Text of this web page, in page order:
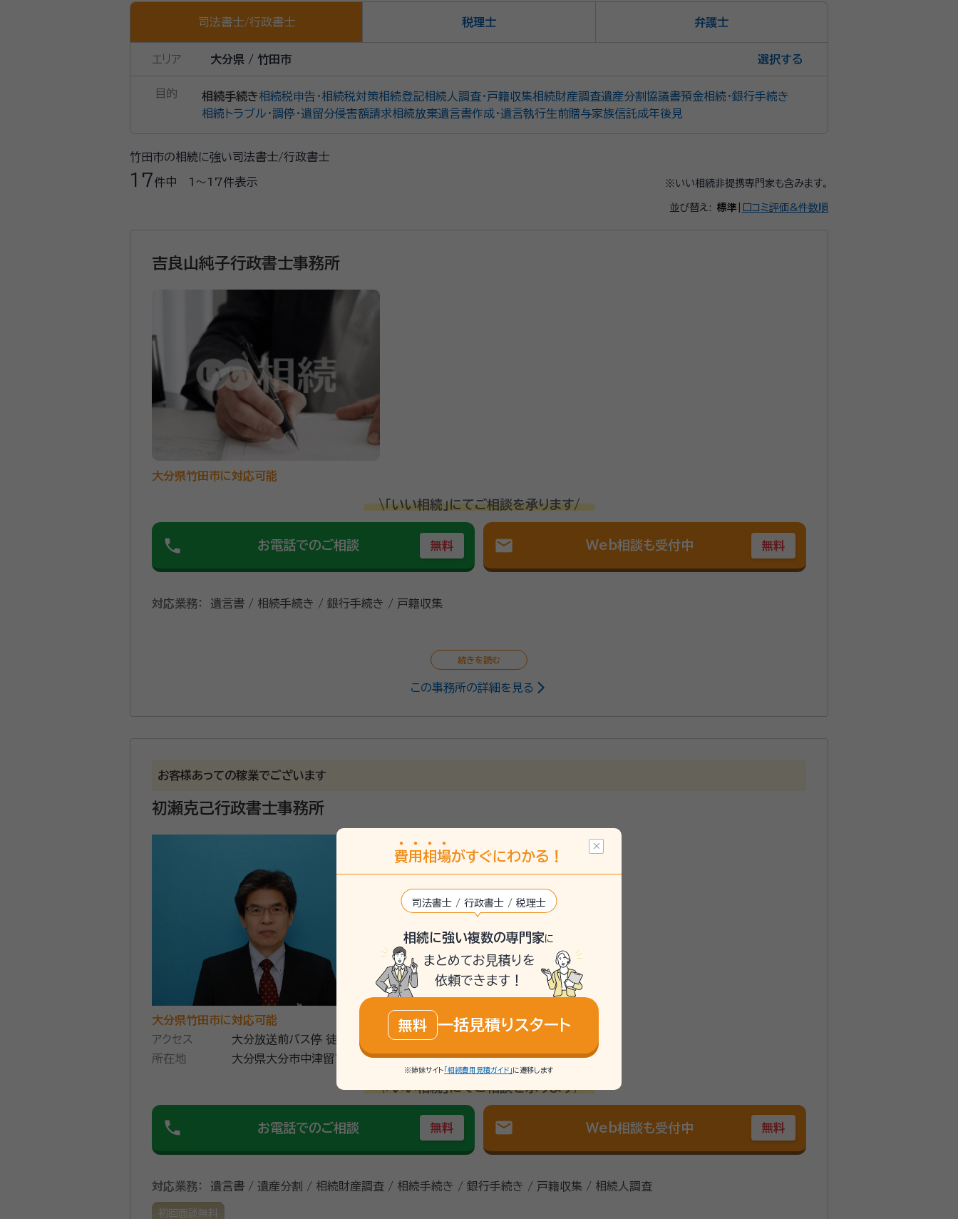
司法書士/行政書士 税理士 弁護士
エリア 大分県 / 竹田市 選択
目的 相続手続き相続税申告・相続税対策相続登記相続人調査・戸籍収集相続財産調査遺産分割協議書預金相続・銀行手続き
相続トラブル・調停・遺留分侵害額請求相続放棄遺言書作成・遺言執行生前贈与家族信託成年後見
竹田市の相続に強い司法書士/行政書士
17件中 1〜17件表示 ※いい相続非提携専門家も含みます。
並び替え: 標準 口コミ評価&件数順
吉良山純子行政書士事務所
大分県竹田市に対応可能
\「いい相続」にてご相談を承ります/
phone お電話でのご相談 無料 mail Web相談も受付中 無料
対応業務： 遺言書 / 相続手続き / 銀行手続き / 戸籍収集
この事務所の詳細を見る
お客様あっての稼業でございます
初瀬克己行政書士事務所
大分県竹田市に対応可能
アクセス
大分放送前バス停 徒歩1分
所在地
大分県大分市中津留１丁目７番９号
\「いい相続」にてご相談を承ります/
phone お電話でのご相談 無料 mail Web相談も受付中 無料
対応業務： 遺言書 / 遺産分割 / 相続財産調査 / 相続手続き / 銀行手続き / 戸籍収集 / 相続人調査
初回面談無料
費用 相場がすぐにわかる！
司法書士 / 行政書士 / 税理士
相続に強い複数の専門家に
まとめてお見積りを
依頼できます！
無料 一括見積りスタート
※姉妹サイト 「相続費用見積ガイド」 に遷移します